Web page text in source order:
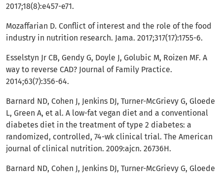
2017;18(8):e457-e71.
Mozaffarian D. Conflict of interest and the role of the food
industry in nutrition research. Jama. 2017;317(17):1755-6.
Esselstyn Jr CB, Gendy G, Doyle J, Golubic M, Roizen MF. A
way to reverse CAD? Journal of Family Practice.
2014;63(7):356-64.
Barnard ND, Cohen J, Jenkins DJ, Turner-McGrievy G, Gloede
L, Green A, et al. A low-fat vegan diet and a conventional
diabetes diet in the treatment of type 2 diabetes: a
randomized, controlled, 74-wk clinical trial. The American
journal of clinical nutrition. 2009:ajcn. 26736H.
Barnard ND, Cohen J, Jenkins DJ, Turner-McGrievy G, Gloede